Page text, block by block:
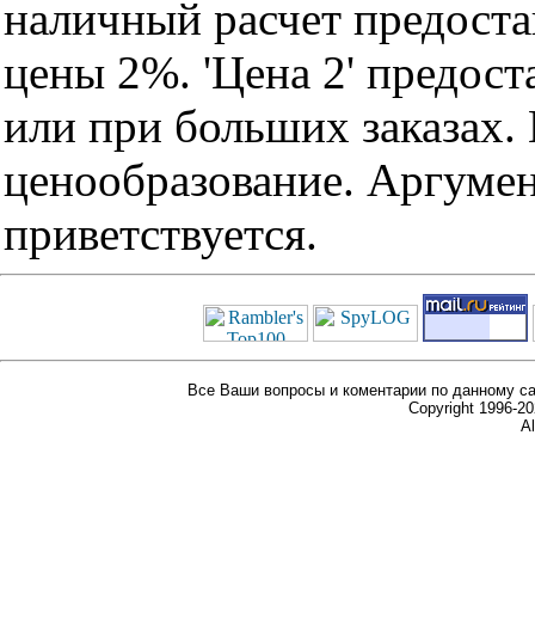
наличный расчет
цены 2%. 'Цена 2'
или при больших
ценообразование.
приветствуется.
Все Ваши вопросы и коментарии по данному
Copyright 1996-